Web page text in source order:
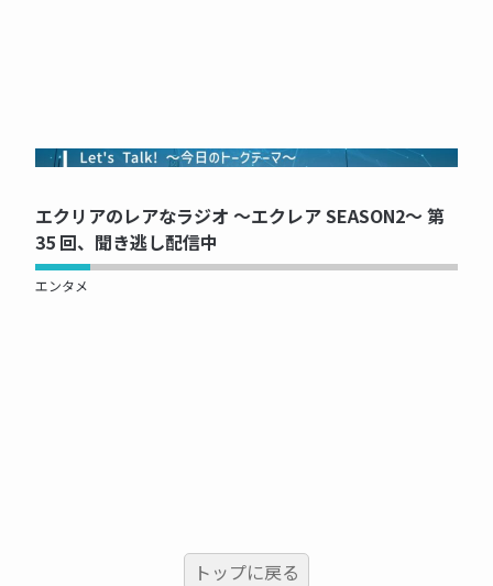
NOW PRINTING...
エクリアのレアなラジオ ～エクレア SEASON2～ 第
35 回、聞き逃し配信中
エンタメ
トップに戻る